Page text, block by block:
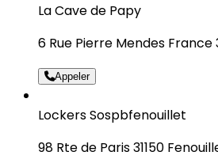
La Cave de Papy
6 Rue Pierre Mendes France
Appeler
Lockers Sospbfenouillet
98 Rte de Paris 31150